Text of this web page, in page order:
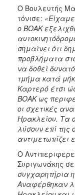
Ο Βουλευτής
τόνισε:
ο ΒΟΑΚ
σημαίνει ότι
προβλήματα
να δοθεί
τμήμα κατά
Καρτερό έτσι
ΒΟΑΚ ως
οι σχετικές
Ηρακλείου. Τα
λύσουν επί
αντιμετωπίζει
Ο
Συριγωνάκης
συγχαρητήρια
Αναφέρθηκαν